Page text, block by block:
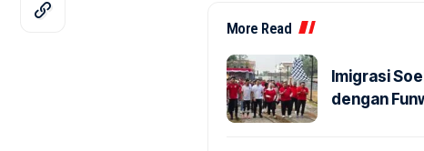
More Read
Imigrasi
dengan